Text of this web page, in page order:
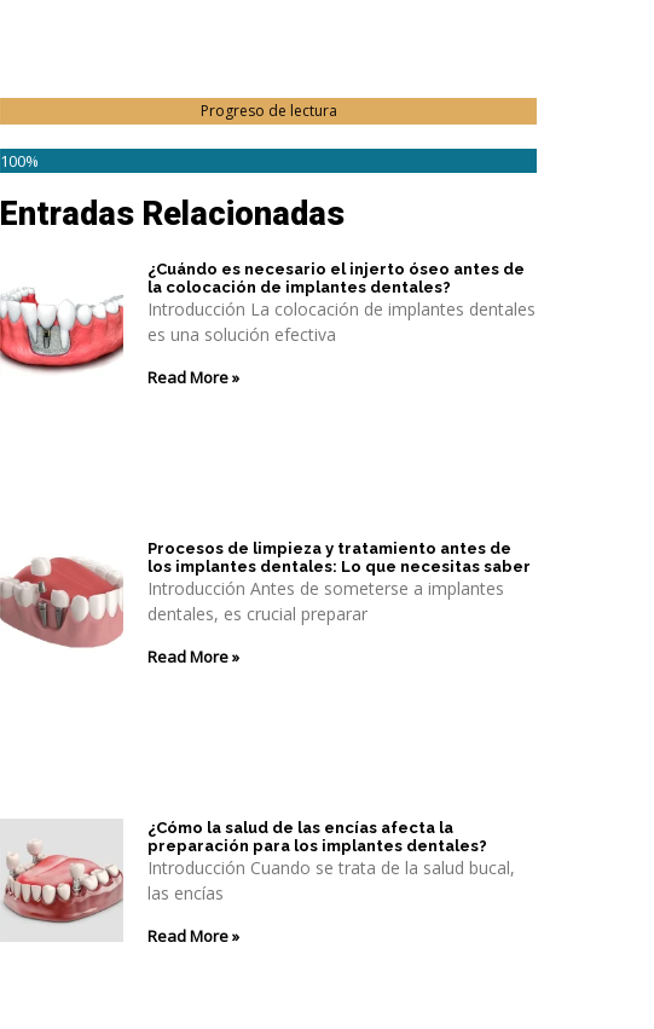
Progreso de lectura
100%
Entradas Relacionadas
¿Cuándo es necesario el injerto óseo antes de
la colocación de implantes dentales?
Introducción La colocación de implantes dentales
es una solución efectiva
Read More »
Procesos de limpieza y tratamiento antes de
los implantes dentales: Lo que necesitas saber
Introducción Antes de someterse a implantes
dentales, es crucial preparar
Read More »
¿Cómo la salud de las encías afecta la
preparación para los implantes dentales?
Introducción Cuando se trata de la salud bucal,
las encías
Read More »